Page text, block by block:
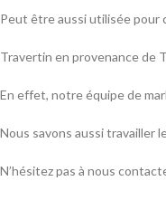
Peut être aussi utilisée pour
Travertin en provenance de
En effet, notre équipe de
Nous savons aussi travailler
N’hésitez pas à nous